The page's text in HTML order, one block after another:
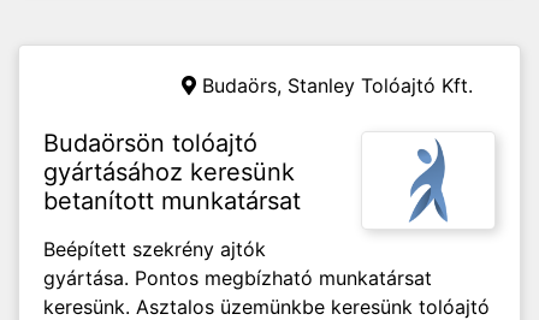
Budaörs, Stanley Tolóajtó Kft.
Budaörsön tolóajtó
gyártásához keresünk
betanított munkatársat
Beépített szekrény ajtók
gyártása. Pontos megbízható munkatársat
keresünk. Asztalos üzemünkbe keresünk tolóajtó